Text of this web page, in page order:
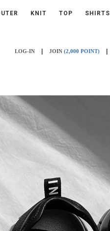
KNIT TOP SHIRTS
LOG-IN JOIN(2,000 POINT)